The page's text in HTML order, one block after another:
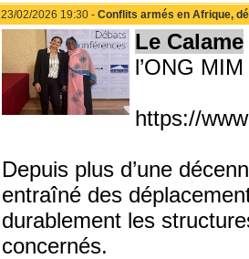
23/02/2026 19:30 - Conflits armés en Afrique,
Le Calame
l’ONG MIM
https://
Depuis plus d’une
entraîné des
durablement les
concernés.